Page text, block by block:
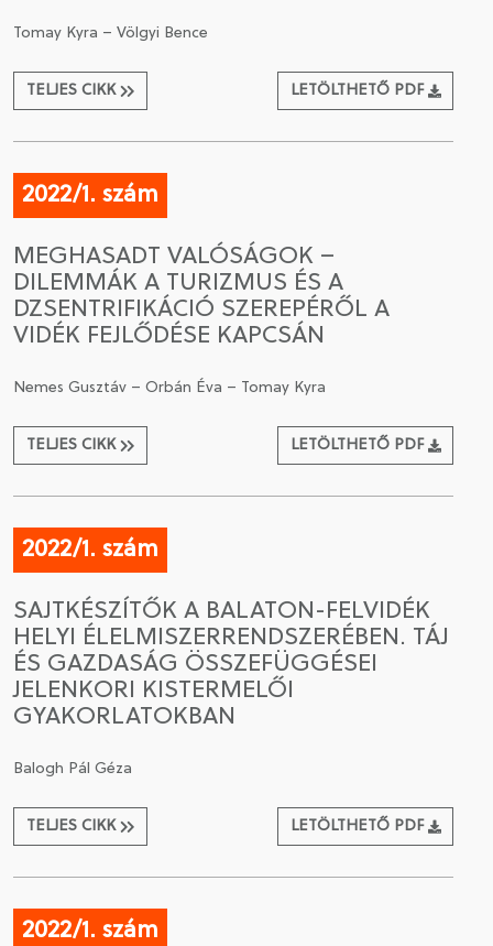
Tomay Kyra – Völgyi Bence
TELJES CIKK LETÖLTHETŐ PDF
2022/1. szám
MEGHASADT VALÓSÁGOK –
DILEMMÁK A TURIZMUS ÉS A
DZSENTRIFIKÁCIÓ SZEREPÉRŐL A
VIDÉK FEJLŐDÉSE KAPCSÁN
Nemes Gusztáv – Orbán Éva – Tomay Kyra
TELJES CIKK LETÖLTHETŐ PDF
2022/1. szám
SAJTKÉSZÍTŐK A BALATON-FELVIDÉK
HELYI ÉLELMISZERRENDSZERÉBEN. TÁJ
ÉS GAZDASÁG ÖSSZEFÜGGÉSEI
JELENKORI KISTERMELŐI
GYAKORLATOKBAN
Balogh Pál Géza
TELJES CIKK LETÖLTHETŐ PDF
2022/1. szám